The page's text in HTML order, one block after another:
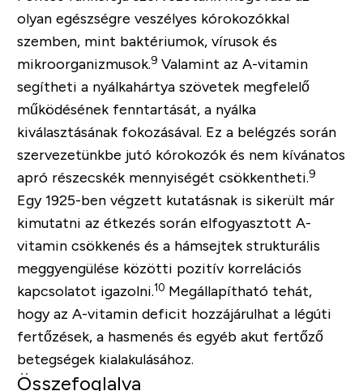
olyan egészségre veszélyes kórokozókkal
szemben, mint baktériumok, vírusok és
mikroorganizmusok.9 Valamint az A-vitamin
segítheti a nyálkahártya szövetek megfelelő
működésének fenntartását, a nyálka
kiválasztásának fokozásával. Ez a belégzés során
szervezetünkbe jutó kórokozók és nem kívánatos
apró részecskék mennyiségét csökkentheti.9
Egy 1925-ben végzett kutatásnak is sikerült már
kimutatni az étkezés során elfogyasztott A-
vitamin csökkenés és a hámsejtek strukturális
meggyengülése közötti pozitív korrelációs
kapcsolatot igazolni.10 Megállapítható tehát,
hogy az A-vitamin deficit hozzájárulhat a légúti
fertőzések, a hasmenés és egyéb akut fertőző
betegségek kialakulásához.
Összefoglalva